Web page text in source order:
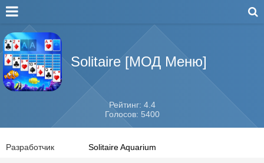
Solitaire [МОД Меню]
Рейтинг: 4.4
Голосов: 5400
Разработчик Solitaire Aquarium